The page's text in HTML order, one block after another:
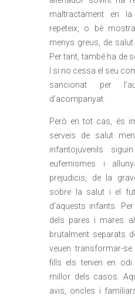
maltractament en
repeteix, o bé
menys greus, de
Per tant, també ha de
I si no cessa el seu
sancionat per
d’acompanyat.
Però en tot cas, és
serveis de salut
infantojuvenils
eufemismes i
prejudicis, de la
sobre la salut i el
d’aquests infants.
dels pares i mares
brutalment separats
veuen transformar-
fills els tenien en odi
millor dels casos.
avis, oncles i